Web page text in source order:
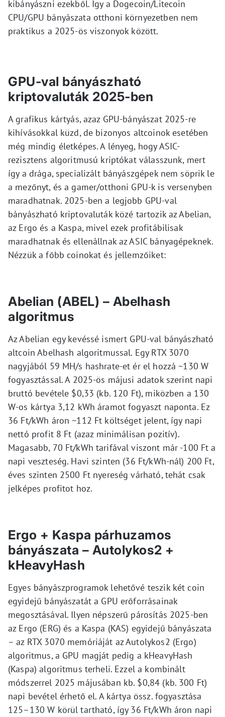
kibányászni ezekből. Így a Dogecoin/Litecoin
CPU/GPU bányászata otthoni környezetben nem
praktikus a 2025-ös viszonyok között.
GPU-val bányászható
kriptovaluták 2025-ben
A grafikus kártyás, azaz GPU-bányászat 2025-re
kihívásokkal küzd, de bizonyos altcoinok esetében
még mindig életképes. A lényeg, hogy ASIC-
rezisztens algoritmusú kriptókat válasszunk, mert
így a drága, specializált bányászgépek nem söprik le
a mezőnyt, és a gamer/otthoni GPU-k is versenyben
maradhatnak. 2025-ben a legjobb GPU-val
bányászható kriptovaluták közé tartozik az Abelian,
az Ergo és a Kaspa, mivel ezek profitábilisak
maradhatnak és ellenállnak az ASIC bányagépeknek.
Nézzük a főbb coinokat és jellemzőiket:
Abelian (ABEL) – Abelhash
algoritmus
Az Abelian egy kevéssé ismert GPU-val bányászható
altcoin Abelhash algoritmussal. Egy RTX 3070
nagyjából 59 MH/s hashrate-et ér el hozzá ~130 W
fogyasztással. A 2025-ös májusi adatok szerint napi
bruttó bevétele $0,33 (kb. 120 Ft), miközben a 130
W-os kártya 3,12 kWh áramot fogyaszt naponta. Ez
36 Ft/kWh áron ~112 Ft költséget jelent, így napi
nettó profit 8 Ft (azaz minimálisan pozitív).
Magasabb, 70 Ft/kWh tarifával viszont már -100 Ft a
napi veszteség. Havi szinten (36 Ft/kWh-nál) 200 Ft,
éves szinten 2500 Ft nyereség várható, tehát csak
jelképes profitot hoz.
Ergo + Kaspa párhuzamos
bányászata – Autolykos2 +
kHeavyHash
Egyes bányászprogramok lehetővé teszik két coin
egyidejű bányászatát a GPU erőforrásainak
megosztásával. Ilyen népszerű párosítás 2025-ben
az Ergo (ERG) és a Kaspa (KAS) egyidejű bányászata
– az RTX 3070 memóriáját az Autolykos2 (Ergo)
algoritmus, a GPU magját pedig a kHeavyHash
(Kaspa) algoritmus terheli. Ezzel a kombinált
módszerrel 2025 májusában kb. $0,84 (kb. 300 Ft)
napi bevétel érhető el. A kártya össz. fogyasztása
125–130 W körül tartható, így 36 Ft/kWh áron napi